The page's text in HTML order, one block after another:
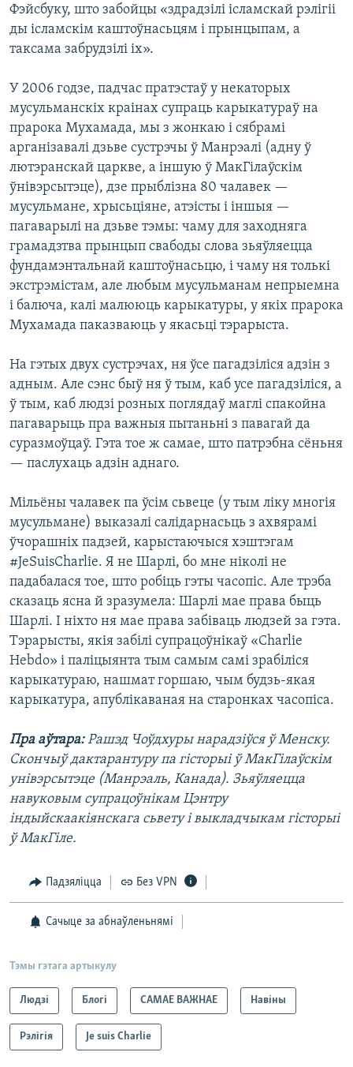
Фэйсбуку, што забойцы «здрадзілі ісламскай рэлігіі
ды ісламскім каштоўнасьцям і прынцыпам, а
таксама забрудзілі іх».
У 2006 годзе, падчас пратэстаў у некаторых
мусульманскіх краінах супраць карыкатураў на
прарока Мухамада, мы з жонкаю і сябрамі
арганізавалі дзьве сустрэчы ў Манрэалі (адну ў
лютэранскай царкве, а іншую ў МакГілаўскім
ўнівэрсытэце), дзе прыблізна 80 чалавек —
мусульмане, хрысьціяне, атэісты і іншыя —
пагаварылі на дзьве тэмы: чаму для заходняга
грамадзтва прынцып свабоды слова зьяўляецца
фундамэнтальнай каштоўнасьцю, і чаму ня толькі
экстрэмістам, але любым мусульманам непрыемна
і балюча, калі малююць карыкатуры, у якіх прарока
Мухамада паказваюць у якасьці тэрарыста.
На гэтых двух сустрэчах, ня ўсе пагадзіліся адзін з
адным. Але сэнс быў ня ў тым, каб усе пагадзіліся, а
ў тым, каб людзі розных поглядаў маглі спакойна
пагаварыць пра важныя пытаньні з павагай да
суразмоўцаў. Гэта тое ж самае, што патрэбна сёньня
— паслухаць адзін аднаго.
Мільёны чалавек па ўсім сьвеце (у тым ліку многія
мусульмане) выказалі салідарнасьць з ахвярамі
ўчорашніх падзей, карыстаючыся хэштэгам
#JeSuisCharlie. Я не Шарлі, бо мне ніколі не
падабалася тое, што робіць гэты часопіс. Але трэба
сказаць ясна й зразумела: Шарлі мае права быць
Шарлі. І ніхто ня мае права забіваць людзей за гэта.
Тэрарысты, якія забілі супрацоўнікаў «Charlie
Hebdo» і паліцыянта тым самым самі зрабіліся
карыкатураю, нашмат горшаю, чым будзь-якая
карыкатура, апублікаваная на старонках часопіса.
Пра аўтара:Рашэд Чоўдхуры нарадзіўся ў Менску.
Скончыў дактарантуру па гісторыі ў МакГілаўскім
унівэрсытэце (Манрэаль, Канада). Зьяўляецца
навуковым супрацоўнікам Цэнтру
індыйскаакіянскага сьвету і выкладчыкам гісторыі
ў МакГіле.
Падзяліцца Без VPN
Сачыце за абнаўленьнямі
Тэмы гэтага артыкулу
Людзі Блогі САМАЕ ВАЖНАЕ Навіны
Рэлігія Je suis Charlie